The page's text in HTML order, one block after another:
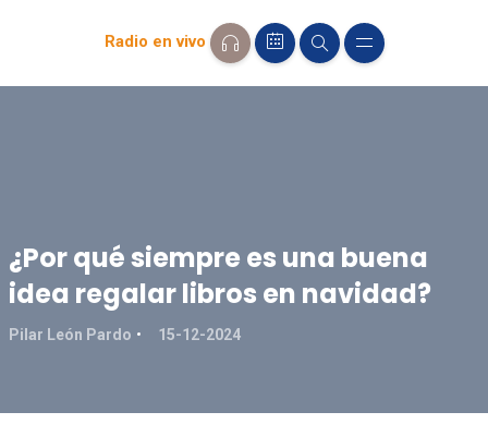
Radio en vivo
¿Por qué siempre es una buena
idea regalar libros en navidad?
Pilar León Pardo 15-12-2024